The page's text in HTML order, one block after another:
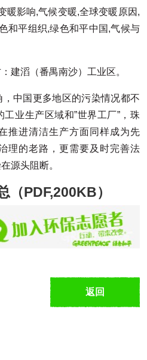
建滔（番禺南沙）工业区。
中国更多地区的污染情况都不
业生产区域和”世界工厂”，珠
推进清洁生产方面同样成为先
理的老路，更需要及时完善法
源头阻断。
（PDF,200KB）
返回